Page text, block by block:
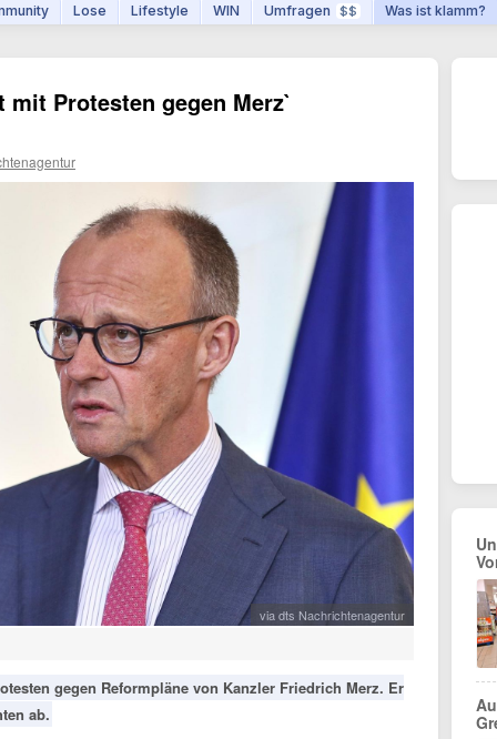
Lose Lifestyle WIN Umfragen $$ Was ist klamm?
Protesten gegen Merz`
via dts Nachrichtenagentur
gegen Reformpläne von Kanzler Friedrich Merz. Er
ab.